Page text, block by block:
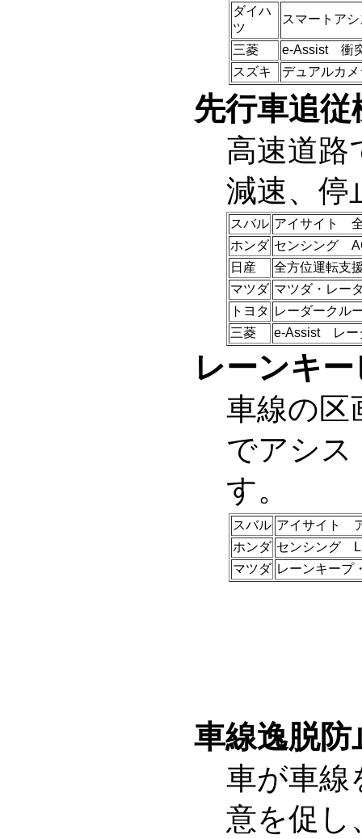
ダイハ
ツ
スマートア
三菱
e-Assist 衝
スズキ
デュアルカ
先行車追
高速道路
減速、停
スバル アイサイト
ホンダ センシング
日産
全方位運転支
マツダ マツダ・レー
トヨタ レーダークル
三菱
e-Assist レー
レーンキ
車線の区
でアシス
す。
スバル アイサイト
ホンダ センシング
マツダ レーンキープ
車線逸脱防
車が車線
意を促し